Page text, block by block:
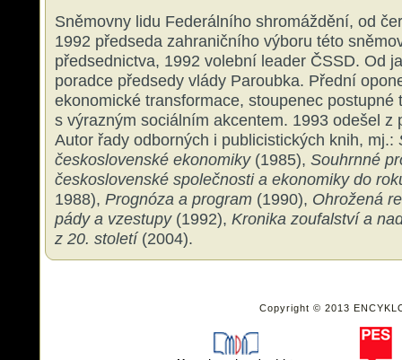
Sněmovny lidu Federálního shromáždění, od
1992 předseda zahraničního výboru této
předsednictva, 1992 volební leader ČSSD. Od
poradce předsedy vlády Paroubka. Přední
ekonomické transformace, stoupenec postupné
s výrazným sociálním akcentem. 1993 odešel z
Autor řady odborných i publicistických knih, mj.:
československé ekonomiky(1985), Souhrnné
československé společnosti a ekonomiky do
1988), Prognóza a program (1990), Ohrožená
pády a vzestupy(1992), Kronika zoufalství a
z 20. století(2004).
Copyright © 2013